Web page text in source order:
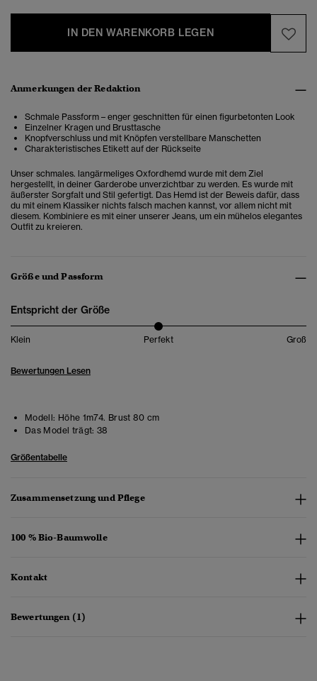
IN DEN WARENKORB LEGEN
Anmerkungen der Redaktion
Schmale Passform – enger geschnitten für einen figurbetonten Look
Einzelner Kragen und Brusttasche
Knopfverschluss und mit Knöpfen verstellbare Manschetten
Charakteristisches Etikett auf der Rückseite
Unser schmales. langärmeliges Oxfordhemd wurde mit dem Ziel
hergestellt, in deiner Garderobe unverzichtbar zu werden. Es wurde mit
äußerster Sorgfalt und Stil gefertigt. Das Hemd ist der Beweis dafür, dass
du mit einem Klassiker nichts falsch machen kannst, vor allem nicht mit
diesem. Kombiniere es mit einer unserer Jeans, um ein mühelos elegantes
Outfit zu kreieren.
Größe und Passform
Entspricht der Größe
Klein Perfekt Groß
Bewertungen Lesen
Modell: Höhe 1m74. Brust 80 cm
Das Model trägt: 38
Größentabelle
Zusammensetzung und Pflege
100 % Bio-Baumwolle
Kontakt
Bewertungen (1)